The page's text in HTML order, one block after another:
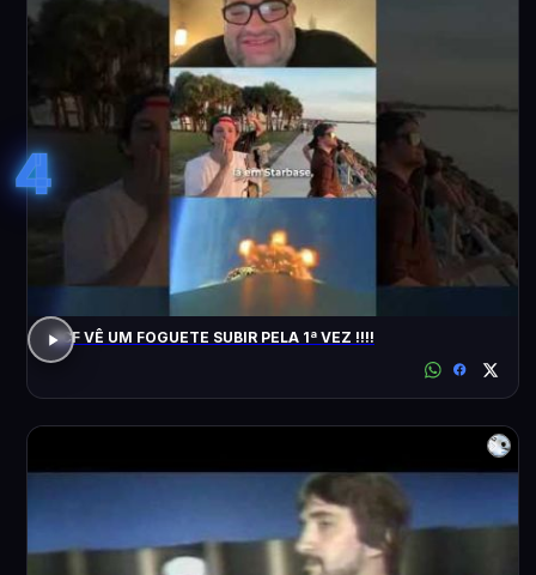
4
ACF VÊ UM FOGUETE SUBIR PELA 1ª VEZ !!!!